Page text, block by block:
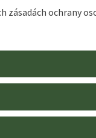
zásadách ochrany